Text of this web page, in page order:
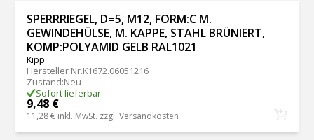
SPERRRIEGEL, D=5, M12, FORM:C M.
GEWINDEHÜLSE, M. KAPPE, STAHL BRÜNIERT,
KOMP:POLYAMID GELB RAL1021
Kipp
Hersteller Nr.K1672.06051216
Zustand:Neu
Sofort lieferbar
9,48 €
11,28 € inkl. MwSt. zzgl.Versandkosten